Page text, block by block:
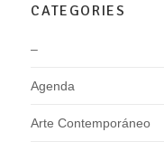
CATEGORIES
–
Agenda
Arte Contemporáneo